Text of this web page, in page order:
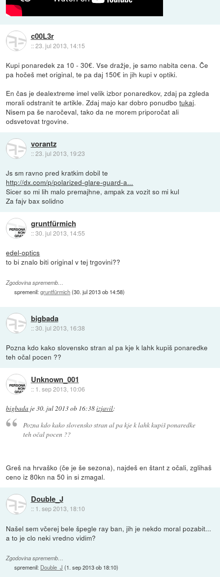
c00L3r
::23. jul 2013, 14:15
Kupi ponaredek za 10 - 30€. Vse dražje, je samo nabita cena. Če
pa hočeš met original, te pa daj 150€ in jih kupi v optiki.
En čas je dealextreme imel velik izbor ponaredkov, zdaj pa zgleda
morali odstranit te artikle. Zdaj majo kar dobro ponudbotukaj.
Nisem pa še naročeval, tako da ne morem priporočat ali
odsvetovat trgovine.
vorantz
::23. jul 2013, 19:23
Js sm ravno pred kratkim dobil te
http://dx.com/p/polarized-glare-guard-a...
Sicer so mi lih malo premajhne, ampak za vozit so mi kul
Za fajv bax solidno
gruntfürmich
::30. jul 2013, 14:55
edel-optics
to bi znalo biti original v tej trgovini??
Zgodovina sprememb…
spremenil:gruntfürmich(30. jul 2013 ob 14:58)
bigbada
::30. jul 2013, 16:38
Pozna kdo kako slovensko stran al pa kje k lahk kupiš ponaredke
teh očal pocen ??
Unknown_001
:: 1. sep 2013, 10:06
bigbada je30. jul 2013 ob 16:38izjavil:
Pozna kdo kako slovensko stran al pa kje k lahk kupiš ponaredke
teh očal pocen ??
Greš na hrvaško (če je še sezona), najdeš en štant z očali, zglihaš
ceno iz 80kn na 50 in si zmagal.
Double_J
:: 1. sep 2013, 18:10
Našel sem včerej bele špegle ray ban, jih je nekdo moral pozabit...
a to je clo neki vredno vidim?
Zgodovina sprememb…
spremenil: Double_J (1. sep 2013 ob 18:10)